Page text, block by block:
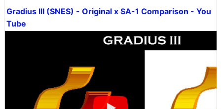
Gradius III (SNES) - Original x SA-1 Comparison - You
Tube